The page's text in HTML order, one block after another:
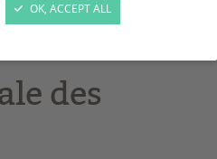
OK, ACCEPT ALL
des